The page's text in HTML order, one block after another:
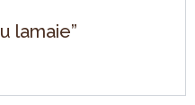
lamaie”